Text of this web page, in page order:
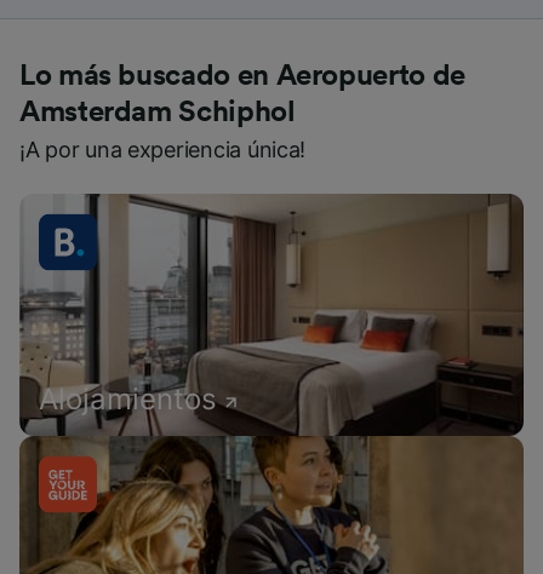
Lo más buscado en Aeropuerto de
Amsterdam Schiphol
¡A por una experiencia única!
Alojamientos